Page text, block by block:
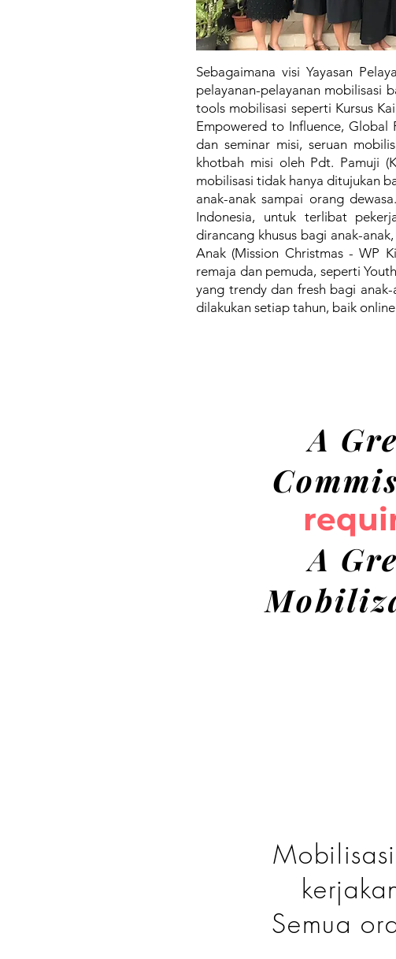
Sebagaimana visi Yayasan
pelayanan-pelayanan mobilisasi
tools mobilisasi seperti Kursus
Empowered to Influence, Global
dan seminar misi, seruan
khotbah misi oleh Pdt. Pamuji
mobilisasi tidak hanya ditujukan
anak-anak sampai orang
Indonesia, untuk terlibat
dirancang khusus bagi anak-
Anak (Mission Christmas - WP
remaja dan pemuda, seperti
yang trendy dan fresh bagi
dilakukan setiap tahun, baik
A
A
Semua